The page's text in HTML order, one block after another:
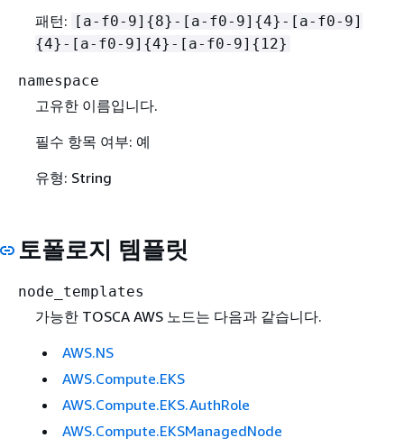
패턴: [a-f0-9] {8}-[a-f0-9] {4}-[a-f0-9]
{4}-[a-f0-9] {4}-[a-f0-9] { 12}
namespace
고유한 이름입니다.
필수 항목 여부: 예
유형: String
토폴로지 템플릿
node_templates
가능한 TOSCA AWS 노드는 다음과 같습니다.
AWS.NS
AWS.Compute.EKS
AWS.Compute.EKS.AuthRole
AWS.Compute.EKSManagedNode